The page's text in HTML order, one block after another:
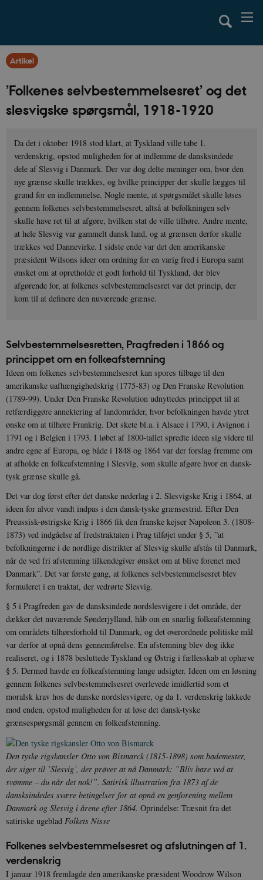
Artikel
’Folkenes selvbestemmelsesret’ og det
slesvigske spørgsmål, 1918-1920
Da det i oktober 1918 stod klart, at Tyskland ville tabe 1.
verdenskrig, opstod muligheden for at indlemme de dansksindede
dele af Slesvig i Danmark. Der var dog delte meninger om, hvor den
nye grænse skulle trækkes, og hvilke principper der skulle lægges til
grund for en indlemmelse. Nogle mente, at spørgsmålet skulle løses
gennem folkenes selvbestemmelsesret, altså at befolkningen selv
skulle have ret til at afgøre, hvilken stat de ville tilhøre. Andre mente,
at hele Slesvig var gammelt dansk land, og at grænsen derfor skulle
trækkes ved Dannevirke. I sidste ende var det den amerikanske
præsident Wilsons ideer om ordning for en varig fred i Europa samt
ønsket om at opretholde et godt forhold til Tyskland, der blev
afgørende for, at folkenes selvbestemmelsesret var det princip, der
kom til at definere den nuværende grænse.
Selvbestemmelsesretten, Pragfreden i 1866 og
princippet om en folkeafstemning
Ideen om folkenes selvbestemmelsesret kan spores tilbage til den
amerikanske uafhængighedskrig (1775-83) og Den Franske Revolution
(1789-99). Under Den Franske Revolution udnyttedes princippet til at
retfærdiggøre annektering af landområder, hvor befolkningen havde ytret
ønske om at tilhøre Frankrig. Det skete bl.a. i Alsace i 1790, i Avignon i
1791 og i Belgien i 1793. I løbet af 1800-tallet spredte ideen sig videre til
andre egne af Europa, og både i 1848 og 1864 var der forslag fremme om
at afholde en folkeafstemning i Slesvig, som skulle afgøre hvor en dansk-
tysk grænse skulle gå.
Det var dog først efter det danske nederlag i 2. Slesvigske Krig i 1864, at
ideen for alvor vandt indpas i den dansk-tyske grænsestrid. Efter Den
Preussisk-østrigske Krig i 1866 fik den franske kejser Napoleon 3. (1808-
1873) ved indgåelse af fredstraktaten i Prag tilføjet under § 5, ”at
befolkningerne i de nordlige distrikter af Slesvig skulle afstås til Danmark,
når de ved fri afstemning tilkendegiver ønsket om at blive forenet med
Danmark”. Det var første gang, at folkenes selvbestemmelsesret blev
formuleret i en traktat, der vedrørte Slesvig.
§ 5 i Pragfreden gav de dansksindede nordslesvigere i det område, der
dækker det nuværende Sønderjylland, håb om en snarlig folkeafstemning
om områdets tilhørsforhold til Danmark, og det overordnede politiske mål
var derfor at opnå dens gennemførelse. En afstemning blev dog ikke
realiseret, og i 1878 besluttede Tyskland og Østrig i fællesskab at ophæve
§ 5. Dermed havde en folkeafstemning lange udsigter. Ideen om en løsning
gennem folkenes selvbestemmelsesret overlevede imidlertid som et
moralsk krav hos de danske nordslesvigere, og da 1. verdenskrig lakkede
mod enden, opstod muligheden for at løse det dansk-tyske
grænsespørgsmål gennem en folkeafstemning.
Den tyske rigskansler Otto von Bismarck (1815-1898) som bademester,
der siger til ’Slesvig’, der prøver at nå Danmark: ”Bliv bare ved at
svømme – du når det nok!”. Satirisk illustration fra 1873 af de
dansksindedes svære betingelser for at opnå en genforening mellem
Danmark og Slesvig i årene efter 1864. Oprindelse: Træsnit fra det
satiriske ugeblad Folkets Nisse
Folkenes selvbestemmelsesret og afslutningen af 1.
verdenskrig
I januar 1918 fremlagde den amerikanske præsident Woodrow Wilson